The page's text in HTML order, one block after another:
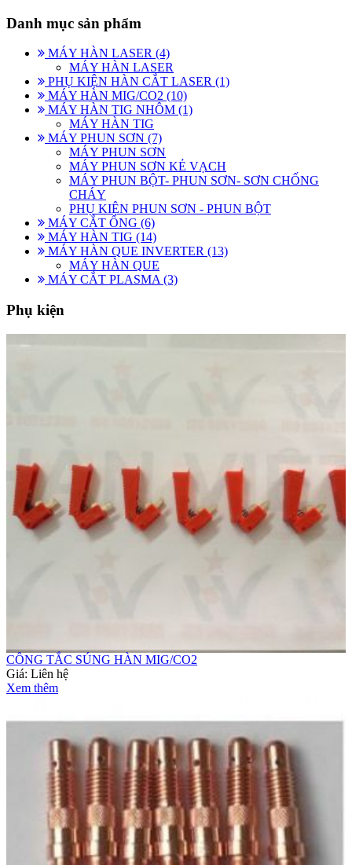
Danh mục sản phẩm
MÁY HÀN LASER (4)
MÁY HÀN LASER
PHỤ KIỆN HÀN CẮT LASER (1)
MÁY HÀN MIG/CO2 (10)
MÁY HÀN TIG NHÔM (1)
MÁY HÀN TIG
MÁY PHUN SƠN (7)
MÁY PHUN SƠN
MÁY PHUN SƠN KẺ VẠCH
MÁY PHUN BỘT- PHUN SƠN- SƠN CHỐNG
CHÁY
PHỤ KIỆN PHUN SƠN - PHUN BỘT
MÁY CẮT ỐNG (6)
MÁY HÀN TIG (14)
MÁY HÀN QUE INVERTER (13)
MÁY HÀN QUE
MÁY CẮT PLASMA (3)
Phụ kiện
CÔNG TẮC SÚNG HÀN MIG/CO2
Giá: Liên hệ
Xem thêm